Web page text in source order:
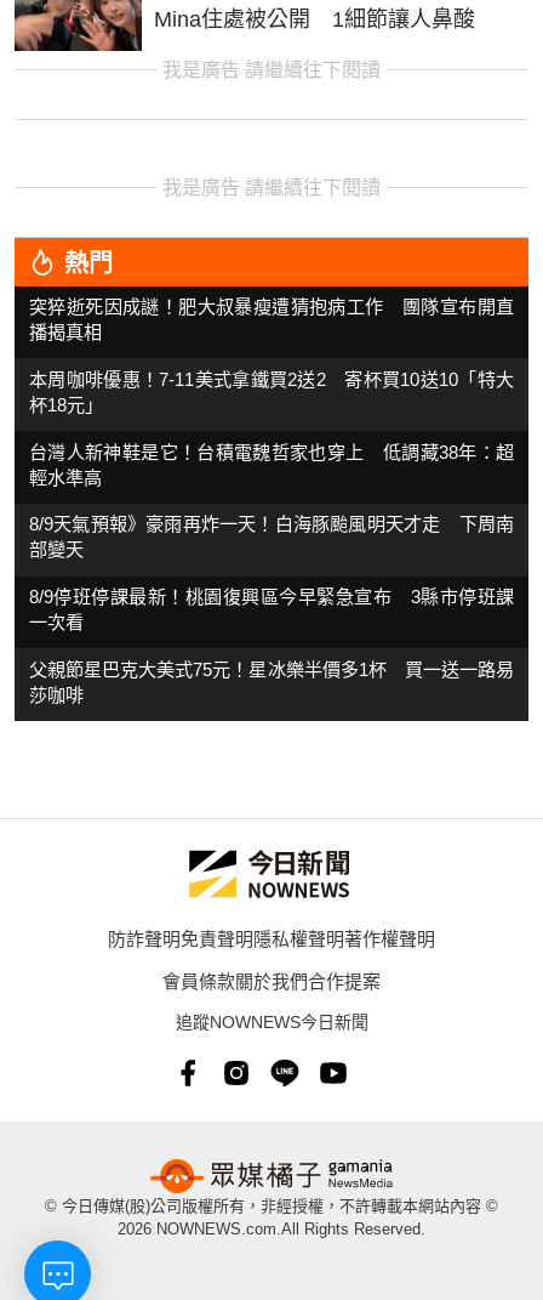
Mina住處被公開 1細節讓人鼻酸
我是廣告 請繼續往下閱讀
我是廣告 請繼續往下閱讀
熱門
突猝逝死因成謎！肥大叔暴瘦遭猜抱病工作 團隊宣布開直
播揭真相
本周咖啡優惠！7-11美式拿鐵買2送2 寄杯買10送10「特大
杯18元」
台灣人新神鞋是它！台積電魏哲家也穿上 低調藏38年：超
輕水準高
8/9天氣預報》豪雨再炸一天！白海豚颱風明天才走 下周南
部變天
8/9停班停課最新！桃園復興區今早緊急宣布 3縣市停班課
一次看
父親節星巴克大美式75元！星冰樂半價多1杯 買一送一路易
莎咖啡
防詐聲明免責聲明隱私權聲明著作權聲明
會員條款關於我們合作提案
追蹤NOWNEWS今日新聞
© 今日傳媒(股)公司版權所有，非經授權，不許轉載本網站內容 ©
2026 NOWNEWS.com.All Rights Reserved.